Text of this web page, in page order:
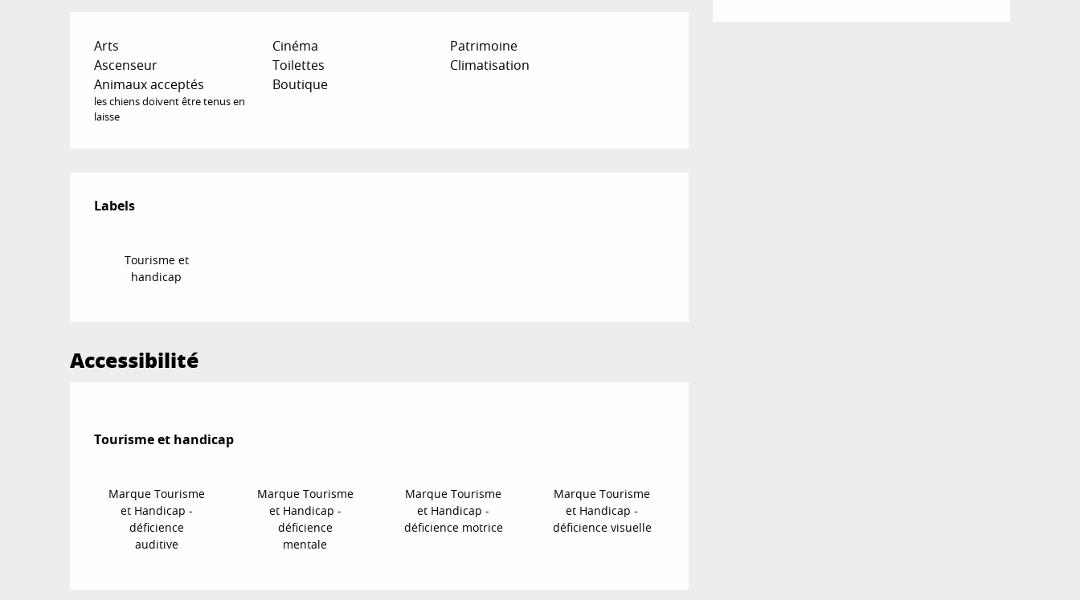
Arts Cinéma
Patrimoine
Ascenseur
Toilettes
Climatisation
Animaux acceptés
les chiens doivent être tenus en
laisse
Boutique
Offres de prestations
Labels
Labels
Tourisme et
handicap
Accessibilité
Tourisme et handicap
Tourisme et handicap
Marque Tourisme
et Handicap -
déficience
auditive
Marque Tourisme
et Handicap -
déficience
mentale
Marque Tourisme
et Handicap -
déficience motrice
Marque Tourisme
et Handicap -
déficience visuelle